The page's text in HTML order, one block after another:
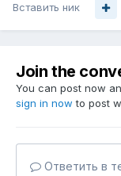
Вставить ник
Join the
You can post now
sign in now to post
Ответить в